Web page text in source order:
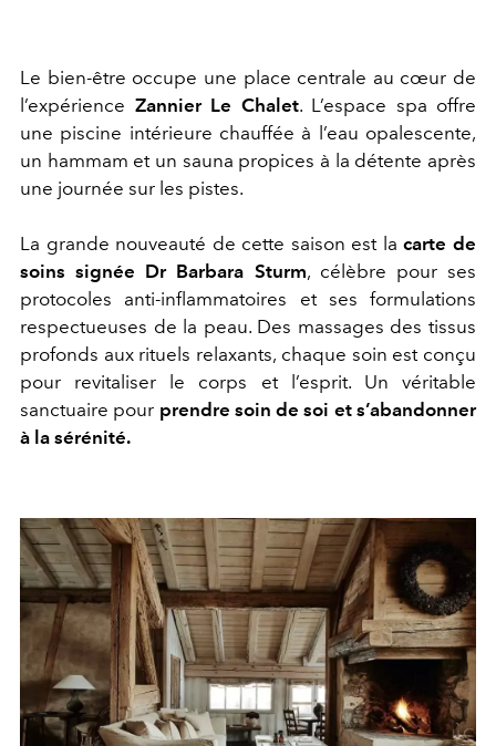
Le bien-être occupe une place centrale au cœur de
l’expérience Zannier Le Chalet. L’espace spa offre
une piscine intérieure chauffée à l’eau opalescente,
un hammam et un sauna propices à la détente après
une journée sur les pistes.
La grande nouveauté de cette saison est lacarte de
soins signée Dr Barbara Sturm, célèbre pour ses
protocoles anti-inflammatoires et ses formulations
respectueuses de la peau. Des massages des tissus
profonds aux rituels relaxants, chaque soin est conçu
pour revitaliser le corps et l’esprit. Un véritable
sanctuaire pour prendre soin de soi et s’abandonner
à la sérénité.